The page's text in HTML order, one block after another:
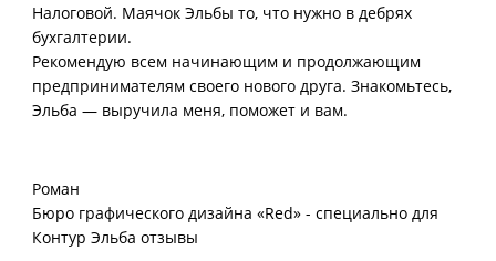
Налоговой. Маячок Эльбы то, что нужно в дебрях
бухгалтерии.
Рекомендую всем начинающим и продолжающим
предпринимателям своего нового друга. Знакомьтесь,
Эльба — выручила меня, поможет и вам.
Роман
Бюро графического дизайна «Red» - специально для
Контур Эльба отзывы